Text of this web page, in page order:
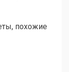
похожие